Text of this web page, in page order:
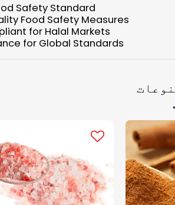
Safety Standard
Food Safety Measures
for Halal Markets
for Global Standards